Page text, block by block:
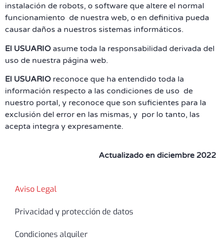
instalación de robots, o software que altere el normal
funcionamiento de nuestra web, o en definitiva pueda
causar daños a nuestros sistemas informáticos.
El USUARIO asume toda la responsabilidad derivada del
uso de nuestra página web.
El USUARIO reconoce que ha entendido toda la
información respecto a las condiciones de uso de
nuestro portal, y reconoce que son suficientes para la
exclusión del error en las mismas, y por lo tanto, las
acepta integra y expresamente.
Actualizado en diciembre 2022
Aviso Legal
Privacidad y protección de datos
Condiciones alquiler